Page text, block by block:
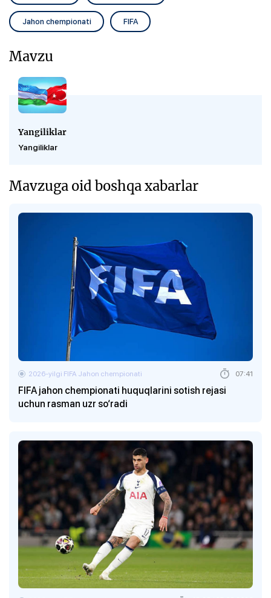
Jahon chempionati FIFA
Mavzu
Yangiliklar
Yangiliklar
Mavzuga oid boshqa xabarlar
FIFA jahon chempionati huquqlarini sotish rejasi
uchun rasman uzr so‘radi
2026-yilgi FIFA Jahon chempionati 07:41